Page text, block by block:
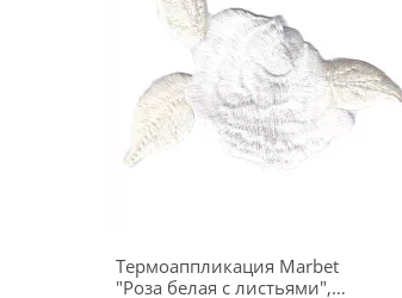
Термоаппликация Marbet
"Роза белая с листьями",